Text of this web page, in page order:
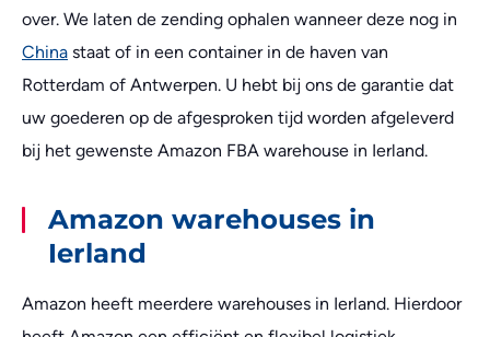
over. We laten de zending ophalen wanneer deze nog in
China staat of in een container in de haven van
Rotterdam of Antwerpen. U hebt bij ons de garantie dat
uw goederen op de afgesproken tijd worden afgeleverd
bij het gewenste Amazon FBA warehouse in Ierland.
Amazon warehouses in
Ierland
Amazon heeft meerdere warehouses in Ierland. Hierdoor